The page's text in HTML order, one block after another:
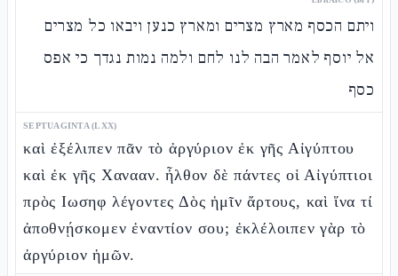
ויתם הכסף מארץ מצרים ומארץ כנען ויבאו כל מצרים
אל יוסף לאמר הבה לנו לחם ולמה נמות נגדך כי אפס
כסף
SEPTUAGINTA (LXX)
καὶ ἐξέλιπεν πᾶν τὸ ἀργύριον ἐκ γῆς Αἰγύπτου
καὶ ἐκ γῆς Χανααν. ἦλθον δὲ πάντες οἱ Αἰγύπτιοι
πρὸς Ιωσηφ λέγοντες Δὸς ἡμῖν ἄρτους, καὶ ἵνα τί
ἀποθνῄσκομεν ἐναντίον σου; ἐκλέλοιπεν γὰρ τὸ
ἀργύριον ἡμῶν.